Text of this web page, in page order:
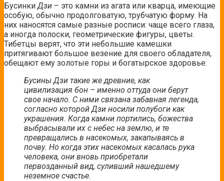
Бусинки Дзи – это камни из агата или кварца, имеющие
особую, обычно продолговатую, трубчатую форму. На
них наносятся самые разные росписи: чаще всего глаза,
а иногда полоски, геометрические фигуры, цветы.
Тибетцы верят, что эти небольшие камешки
притягивают большое везение для своего обладателя,
обещают ему золотые горы и богатырское здоровье.
Бусины Дзи такие же древние, как
цивилизация бон – именно оттуда они берут
свое начало. С ними связана забавная легенда,
согласно которой Дзи носили полубоги как
украшения. Когда камни портились, божества
выбрасывали их с небес на землю, и те
превращались в насекомых, закапываясь в
почву. Но когда этих насекомых касалась рука
человека, они вновь приобретали
первозданный вид, суливший нашедшему
неземное счастье.